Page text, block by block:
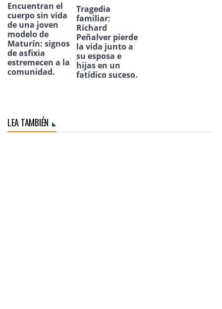
Encuentran el
cuerpo sin vida
de una joven
modelo de
Maturín: signos
de asfixia
estremecen a la
comunidad.
Tragedia
familiar:
Richard
Peñalver pierde
la vida junto a
su esposa e
hijas en un
fatídico suceso.
LEA TAMBIÉN